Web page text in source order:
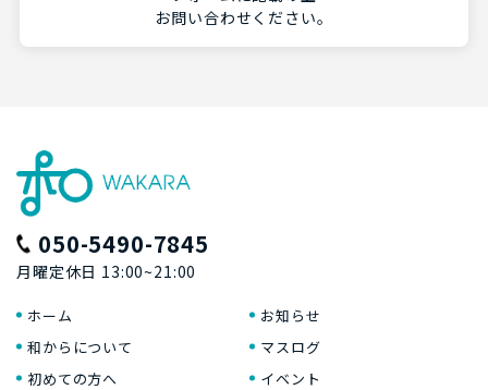
お問い合わせください。
050-5490-7845
月曜定休日 13:00~21:00
ホーム
和からについて
初めての方へ
お知らせ
マスログ
イベント